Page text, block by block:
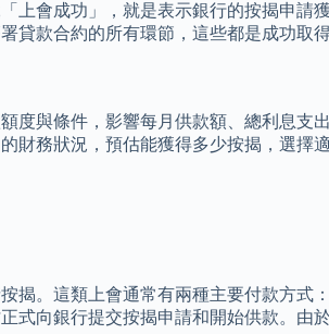
上會成功」，就是表示銀行的按揭申請
款合約的所有環節，這些都是成功取
度與條件，影響每月供款額、總利息支
財務狀況，預估能獲得多少按揭，選擇
揭。這類上會通常有兩種主要付款方式
式向銀行提交按揭申請和開始供款。由